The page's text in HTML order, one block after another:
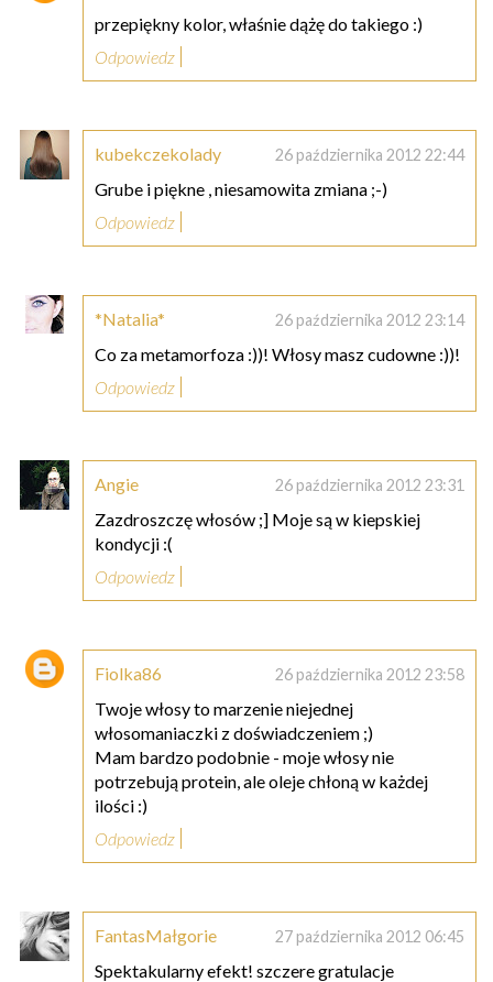
przepiękny kolor, właśnie dążę do takiego :)
Odpowiedz
kubekczekolady 26 października 2012 22:44
Grube i piękne , niesamowita zmiana ;-)
Odpowiedz
*Natalia* 26 października 2012 23:14
Co za metamorfoza :))! Włosy masz cudowne :))!
Odpowiedz
Angie 26 października 2012 23:31
Zazdroszczę włosów ;] Moje są w kiepskiej
kondycji :(
Odpowiedz
Fiolka86 26 października 2012 23:58
Twoje włosy to marzenie niejednej
włosomaniaczki z doświadczeniem ;)
Mam bardzo podobnie - moje włosy nie
potrzebują protein, ale oleje chłoną w każdej
ilości :)
Odpowiedz
FantasMałgorie 27 października 2012 06:45
Spektakularny efekt! szczere gratulacje